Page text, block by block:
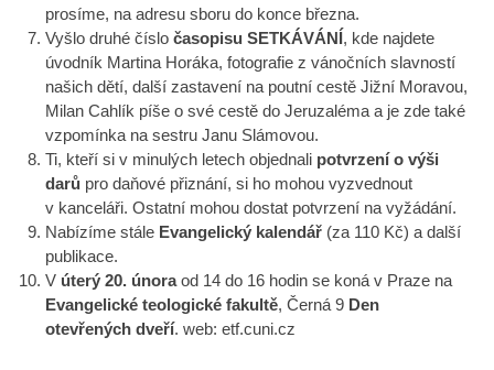
prosíme, na adresu sboru do konce března.
Vyšlo druhé čísločasopisu SETKÁVÁNÍ, kde najdete
úvodník Martina Horáka, fotografie z vánočních slavností
našich dětí, další zastavení na poutní cestě Jižní Moravou,
Milan Cahlík píše o své cestě do Jeruzaléma a je zde také
vzpomínka na sestru Janu Slámovou.
Ti, kteří si v minulých letech objednali potvrzení o výši
darů pro daňové přiznání, si ho mohou vyzvednout
v kanceláři. Ostatní mohou dostat potvrzení na vyžádání.
Nabízíme stále Evangelický kalendář (za 110 Kč) a další
publikace.
V úterý 20. únoraod 14 do 16 hodin se koná v Praze na
Evangelické teologické fakultě, Černá 9 Den
otevřených dveří. web: etf.cuni.cz